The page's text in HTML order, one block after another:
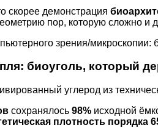
скорее демонстрация
пор, которую сложно и
зрения/микроскопии:
биоуголь, который
углерод из
сохранялось 98% исходной
плотность порядка